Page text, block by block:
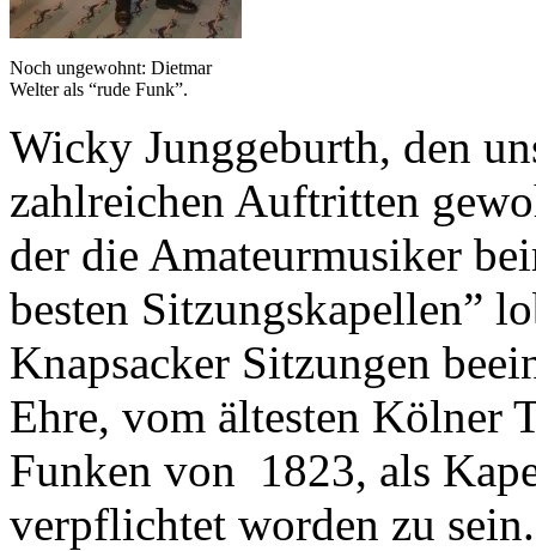
Noch ungewohnt: Dietmar
Welter als “rude Funk”.
Wicky Junggeburth, den
zahlreichen Auftritten
der die Amateurmusiker
besten Sitzungskapellen”
Knapsacker Sitzungen
Ehre, vom ältesten Kölner
Funken von 1823, als
verpflichtet worden zu